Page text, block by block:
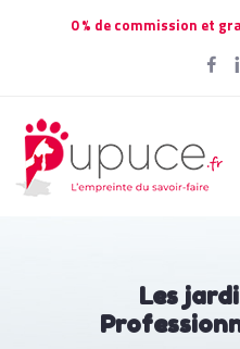
0 % de commission et
Les